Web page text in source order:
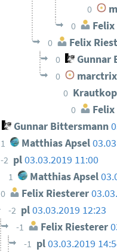
0
0
0 Felix
0 Gunnar
0 marctrix
0
0
Gunnar Bittersmann
1 Matthias Apsel
-2 pl03.03.2019 11:00
1 Matthias Apsel
0 Felix Riesterer
-2 pl03.03.2019 12:23
-1 Felix Riesterer
-1 pl03.03.2019